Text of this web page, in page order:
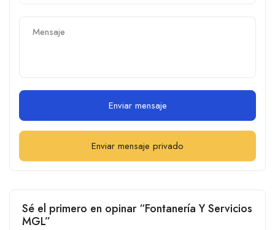
Enviar mensaje
Enviar mensaje privado
Sé el primero en opinar “Fontanería Y Servicios
MGL”